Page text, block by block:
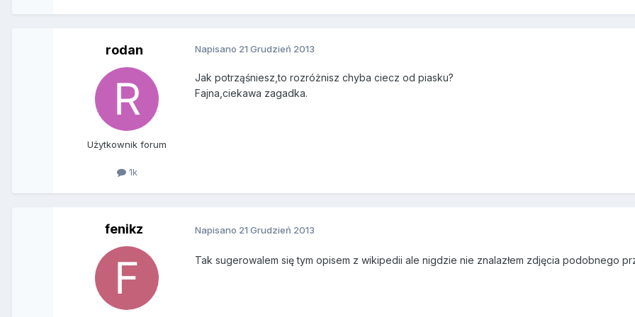
rodan
Użytkownik forum
1k
Napisano 21 Grudzień 2013
Jak potrząśniesz,to rozróżnisz chyba ciecz od piasku?
Fajna,ciekawa zagadka.
fenikz Napisano 21 Grudzień 2013
Tak sugerowalem się tym opisem z wikipedii ale nigdzie nie znalazłem zdjęcia podobnego